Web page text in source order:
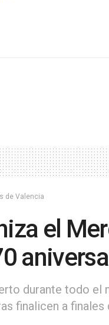
de Valencia
el
durante todo el
finalicen a finales